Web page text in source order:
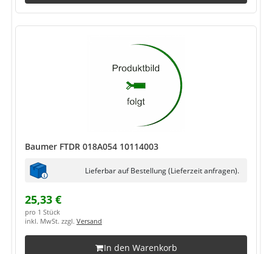
Baumer FTDR 018A054 10114003
Lieferbar auf Bestellung (Lieferzeit anfragen).
25,33 €
pro 1 Stück
inkl. MwSt. zzgl. Versand
In den Warenkorb